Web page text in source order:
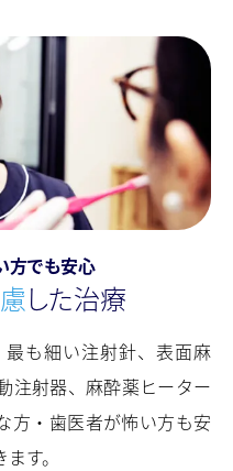
⽅でも安⼼
した治療
も細い注射針、表面麻
注射器、麻酔薬ヒーター
方・⻭医者が怖い方も安
す。